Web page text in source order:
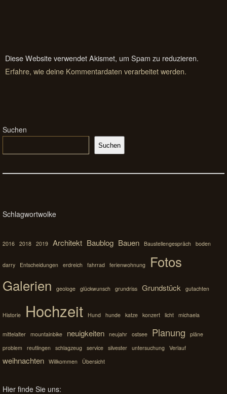
Diese Website verwendet Akismet, um Spam zu reduzieren.
Erfahre, wie deine Kommentardaten verarbeitet werden.
Suchen
Suchen
Schlagwortwolke
2016 2018 2019 Architekt Baublog Bauen Baustellengespräch boden
darry Entscheidungen erdreich fahrrad ferienwohnung
Fotos
Galerien
geologe glückwunsch grundriss Grundstück gutachten
Historie Hochzeit Hund hunde katze konzert licht michaela
mittelalter mountainbike neuigkeiten neujahr ostsee Planung
pläne
problem
reutlingen schlagzeug service silvester untersuchung Verlauf
weihnachten Willkommen Übersicht
Hier finde Sie uns: